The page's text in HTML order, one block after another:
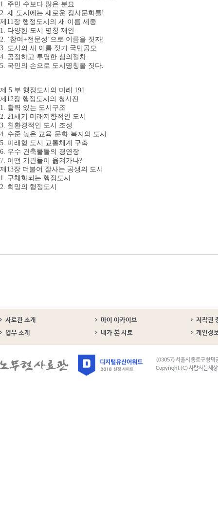
1. 주민 수보다 많은 분묘
2. 새 도시에는 새로운 장사문화를!
제11장 행정도시의 새 이름 세종
1. 다양한 도시 명칭 제안
2. ‘참여+전문성’으로 이름을 짓자!
3. 도시의 새 이름 짓기 국민공모
4. 공정하고 투명한 심의절차
5. 국민의 손으로 도시명칭을 짓다.
제 5 부 행정도시의 미래 191
제12장 행정도시의 청사진
1. 활력 있는 도시구조
2. 21세기 미래지향적인 도시
3. 친환경적인 도시 조성
4. 수준 높은 교육·문화·복지의 도시
5. 미래형 도시 교통체계 구축
6. 우수 건축물들의 경연장
7. 어떤 기관들이 옮겨가나?
제13장 더불어 잘사는 공생의 도시
1. 구체화되는 행정도시
2. 희망의 행정도시
사료관 소개 마이 아카이브
저작권
업무 소개
내가 본 사료 개인정
(03057) 서울시 종로구 창덕
Copyright (C) 사람사는세